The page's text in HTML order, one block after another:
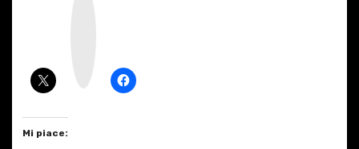
Mi piace: